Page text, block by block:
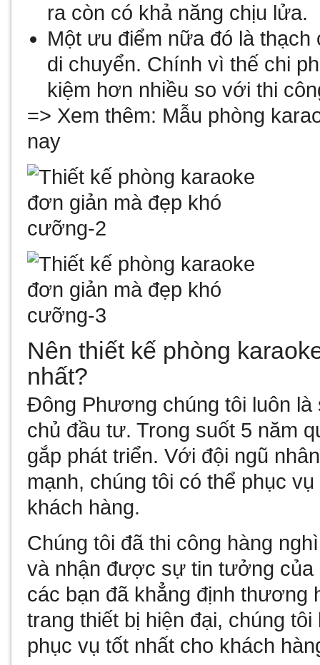
ra còn có khả năng chịu lửa.
Một ưu điểm nữa đó là
di chuyển. Chính vì thế chi
kiệm hơn nhiều so với thi
=> Xem thêm: Mẫu phòng
nay
Nên thiết kế phòng
nhất?
Đông Phương chúng tôi luôn
chủ đầu tư. Trong suốt 5 năm
gắp phát triển. Với đội ngũ
mạnh, chúng tôi có thể phục
khách hàng.
Chúng tôi đã thi công hàng
và nhận được sự tin tưởng
các bạn đã khẳng định thương
trang thiết bị hiện đại, chúng
phục vụ tốt nhất cho khách